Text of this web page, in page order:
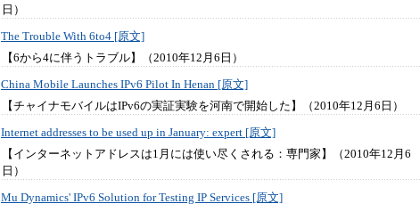
日）
The Trouble With 6to4 [原文]
【6から4に伴うトラブル】（2010年12月6日）
China Mobile Launches IPv6 Pilot In Henan [原文]
【チャイナモバイルはIPv6の実証実験を河南で開始した】（2010年12月6日）
Internet addresses to be used up in January: expert [原文]
【インターネットアドレスは1月には使い尽くされる：専門家】（2010年12月6
日）
Mu Dynamics' IPv6 Solution for Testing IP Services [原文]